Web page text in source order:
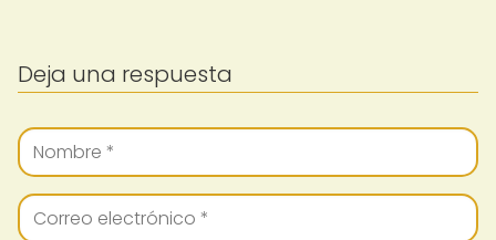
Deja una respuesta